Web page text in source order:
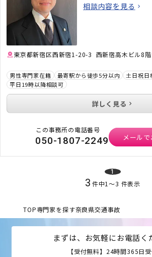
相談内容を見る
東京都新宿区西新宿1-20-3 西新宿高木ビル8階
男性専門家在籍 最寄駅から徒歩5分以内
土日祝日
平日19時以降相談可
詳しく見る
この事務所の電話番号
050-1807-2249 メール
1
3 件中1〜3 件表示
TOP専門家を探す奈良県交通事故
まずは、お気軽にお電話く
【受付無料】24時間365日